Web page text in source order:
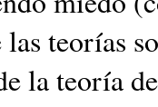
teorías
la teoría